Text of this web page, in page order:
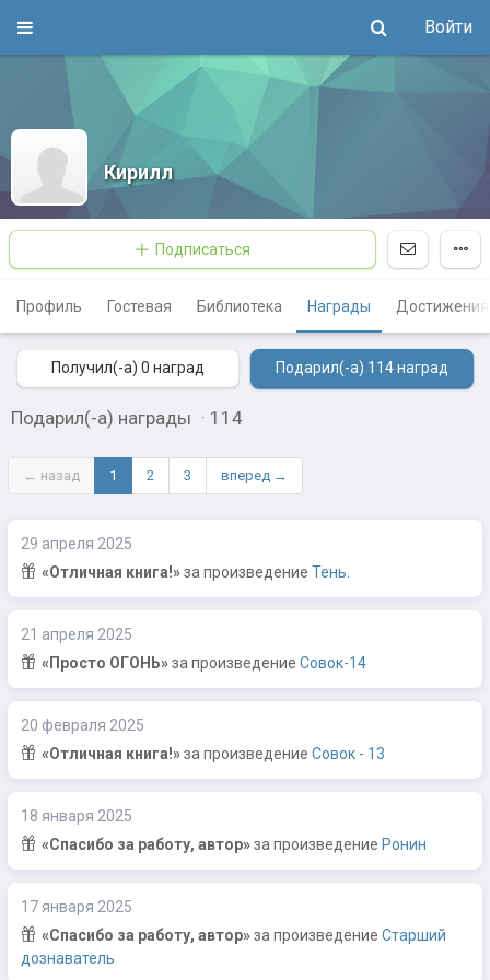
Войти
Кирилл
Подписаться
Профиль Гостевая Библиотека Награды Достижения
Получил(-а) 0 наград Подарил(-а) 114наград
Подарил(-а) награды · 114
← назад 1 2 3 вперед →
29 апреля 2025
«Отличная книга!»за произведение Тень.
21 апреля 2025
«Просто ОГОНЬ»за произведение Совок-14
20 февраля 2025
«Отличная книга!»за произведение Совок - 13
18 января 2025
«Спасибо за работу, автор»за произведение Ронин
17 января 2025
«Спасибо за работу, автор»за произведение Старший
дознаватель